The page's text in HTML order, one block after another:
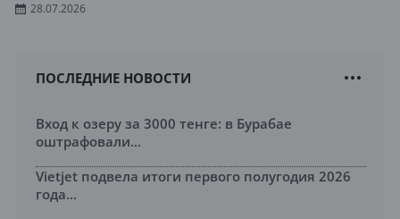
28.07.2026
ПОСЛЕДНИЕ НОВОСТИ
Вход к озеру за 3000 тенге: в Бурабае
оштрафовали...
Vietjet подвела итоги первого полугодия 2026
года...